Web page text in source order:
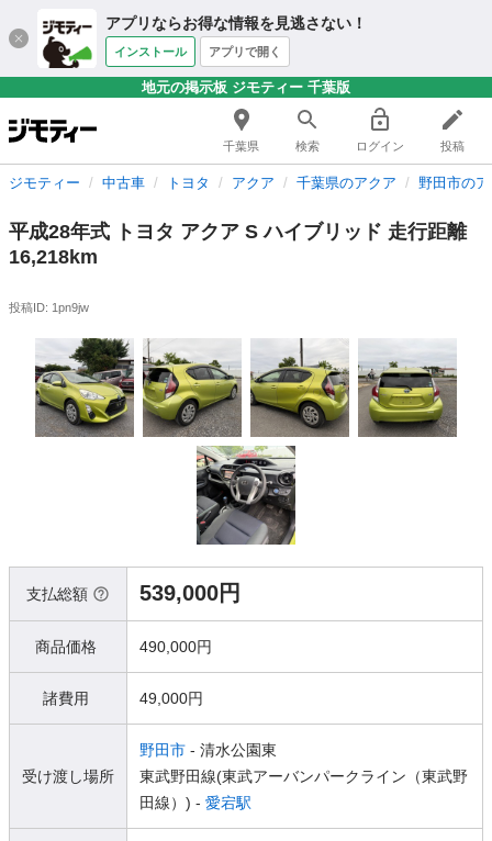
アプリならお得な情報を見逃さない！
インストール アプリで開く
地元の掲示板 ジモティー 千葉版
千葉県 検索 ログイン 投稿
ジモティー 中古車 トヨタ アクア 千葉県のアクア 野田市の
平成28年式 トヨタ アクア S ハイブリッド 走行距離
16,218km
投稿ID: 1pn9jw
支払総額 539,000円
商品価格 490,000円
諸費用 49,000円
受け渡し場所
野田市 - 清水公園東
東武野田線(東武アーバンパークライン（東武野
田線）) - 愛宕駅